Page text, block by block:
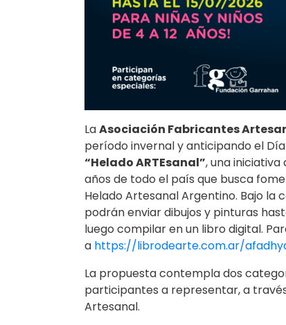
LaAsociación Fabricantes
período invernal y anticipando el
“Helado ARTEsanal”, una iniciativa
años de todo el país que busca
Helado Artesanal Argentino. Bajo la
podrán enviar dibujos y pinturas
luego compilar en un libro digital.
a https://librodearte.com.ar/
La propuesta contempla dos
participantes a representar, a
Artesanal.